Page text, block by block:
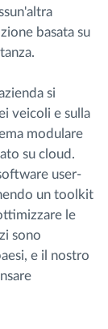
basata su
si
veicoli e sulla
modulare
su cloud.
user-
un toolkit
le
sono
e il nostro